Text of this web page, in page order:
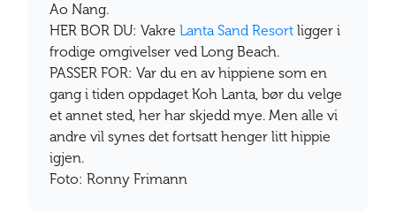
Ao Nang.
HER BOR DU: Vakre Lanta Sand Resort ligger i
frodige omgivelser ved Long Beach.
PASSER FOR: Var du en av hippiene som en
gang i tiden oppdaget Koh Lanta, bør du velge
et annet sted, her har skjedd mye. Men alle vi
andre vil synes det fortsatt henger litt hippie
igjen.
Foto: Ronny Frimann